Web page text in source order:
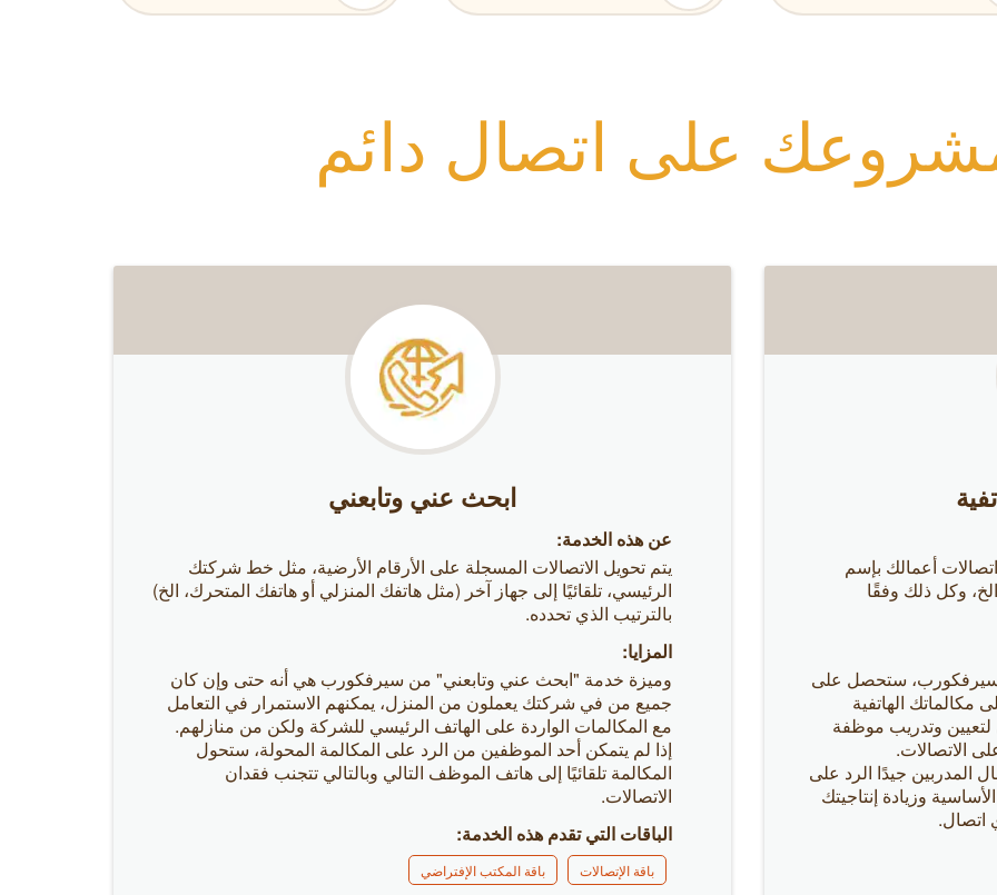
على اتصال دائم
أعمالك بإسم
وكل ذلك وفقًا
سيرفكورب، ستحصل على
الهاتفية
لتعيين وتدريب موظفة
الاتصالات.
جيدًا الرد على
وزيادة إنتاجيتك
اتصال.
ابحث عني وتابعني
عن هذه الخدمة:
يتم تحويل الاتصالات المسجلة على الأرقام الأرضية، مثل خط شركتك
الرئيسي، تلقائيًا إلى جهاز آخر (مثل هاتفك المنزلي أو هاتفك المتحرك، الخ)
بالترتيب الذي تحدده.
المزايا:
وميزة خدمة "ابحث عني وتابعني" من سيرفكورب هي أنه حتى وإن كان
جميع من في شركتك يعملون من المنزل، يمكنهم الاستمرار في التعامل
مع المكالمات الواردة على الهاتف الرئيسي للشركة ولكن من منازلهم.
إذا لم يتمكن أحد الموظفين من الرد على المكالمة المحولة، ستحول
المكالمة تلقائيًا إلى هاتف الموظف التالي وبالتالي تتجنب فقدان
الاتصالات.
الباقات التي تقدم هذه الخدمة:
باقة الإتصالات باقة المكتب الإفتراضي